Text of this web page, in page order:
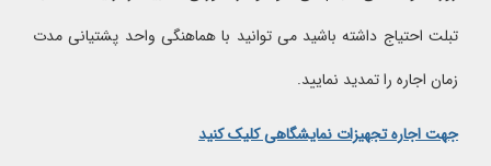
تبلت احتیاج داشته باشید می توانید با هماهنگی واحد پشتیانی مدت
زمان اجاره را تمدید نمایید.
جهت اجاره تجهیزات نمایشگاهی کلیک کنید